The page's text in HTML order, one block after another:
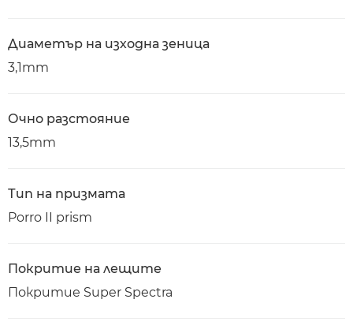
Диаметър на изходна зеница
3,1mm
Очно разстояние
13,5mm
Тип на призмата
Porro II prism
Покритие на лещите
Покритие Super Spectra